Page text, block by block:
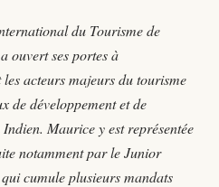
du Tourisme de
ouvert ses portes à
acteurs majeurs du tourisme
de développement et de
Maurice y est représentée
notamment par le Junior
cumule plusieurs mandats